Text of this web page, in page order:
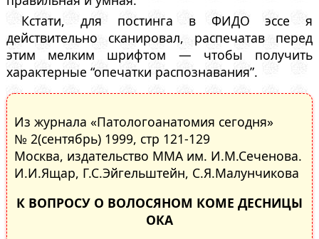
Кстати, для постинга в ФИДО эссе я
действительно сканировал, распечатав перед
этим мелким шрифтом — чтобы получить
характерные “опечатки распознавания”.
Из журнала «Патологоанатомия сегодня»
№ 2(сентябрь) 1999, стр 121-129
Москва, издательство ММА им. И.М.Сеченова.
И.И.Ящар, Г.С.Эйгельштейн, С.Я.Малунчикова
К ВОПРОСУ О ВОЛОСЯНОМ КОМЕ ДЕСНИЦЫ
ОКА